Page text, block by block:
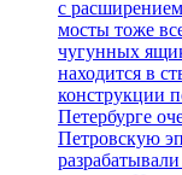
с
мосты тоже
чугунных
находится в
конструкции
Петербурге
Петровскую